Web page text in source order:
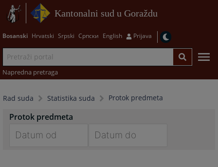
Kantonalni sud u Goraždu
Bosanski Hrvatski Srpski Српски English Prijava
Napredna pretraga
Rad suda Statistika suda Protok predmeta
Protok predmeta